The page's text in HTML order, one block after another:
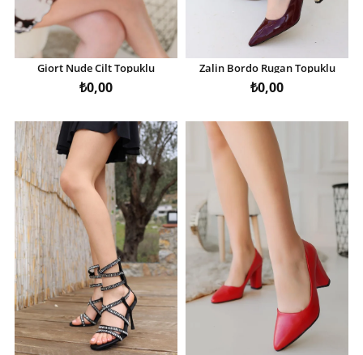
Giort Nude Cilt Topuklu
Ayakkabı
₺0,00
Zalin Bordo Rugan Topuklu
Ayakkabı
₺0,00